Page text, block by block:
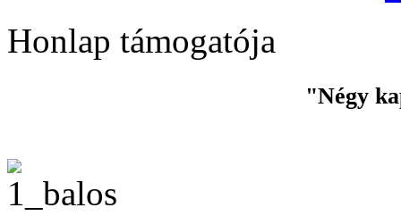
Honlap támogatója
"Négy